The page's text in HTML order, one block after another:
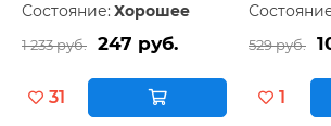
Состояние: Хорошее
1 233 руб. 247 руб.
31
529 руб.
1